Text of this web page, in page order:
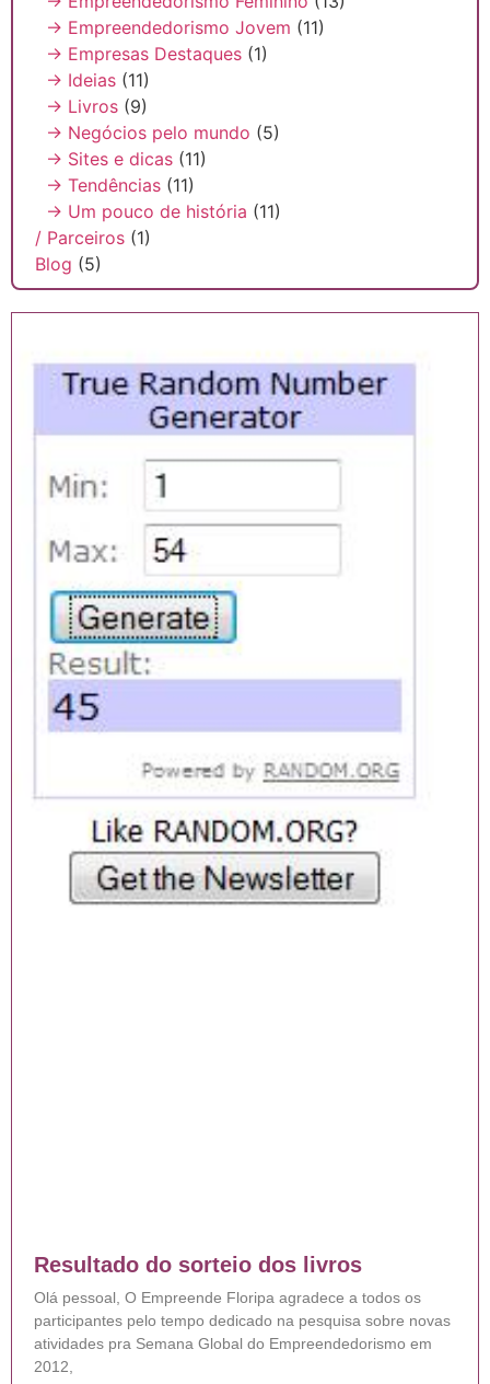
Resultado do sorteio dos livros
Olá pessoal, O Empreende Floripa agradece a todos os
participantes pelo tempo dedicado na pesquisa sobre novas
atividades pra Semana Global do Empreendedorismo em
2012,
→ Empreendedorismo Jovem (11)
→ Empresas Destaques (1)
→ Ideias (11)
→ Livros (9)
→ Negócios pelo mundo (5)
→ Sites e dicas (11)
→ Tendências (11)
→ Um pouco de história (11)
/ Parceiros (1)
Blog (5)